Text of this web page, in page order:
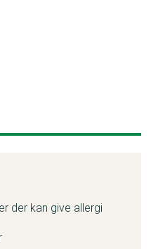
der kan give allergi